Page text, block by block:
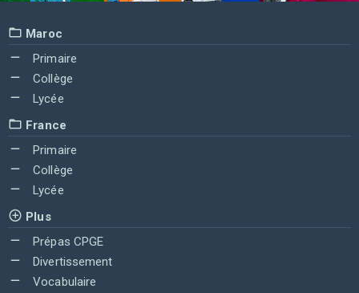
Maroc
Primaire
Collège
Lycée
France
Primaire
Collège
Lycée
Plus
Prépas CPGE
Divertissement
Vocabulaire